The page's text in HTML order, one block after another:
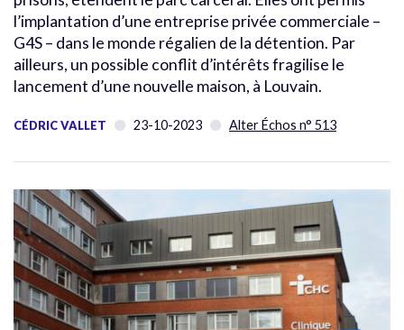
l’implantation d’une entreprise privée commerciale –
G4S – dans le monde régalien de la détention. Par
ailleurs, un possible conflit d’intérêts fragilise le
lancement d’une nouvelle maison, à Louvain.
CÉDRIC VALLET 23-10-2023 Alter Échos n° 513